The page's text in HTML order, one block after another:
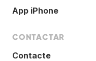
App iPhone
CONTACTAR
Contacte